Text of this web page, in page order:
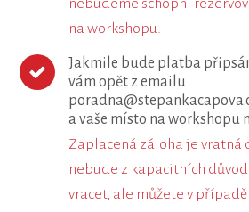
nebudeme schopni
na workshopu.
Jakmile bude platba
vám opět z emailu
a vaše místo na workshopu
Zaplacená záloha je vratná
nebude z kapacitních
vracet, ale můžete v